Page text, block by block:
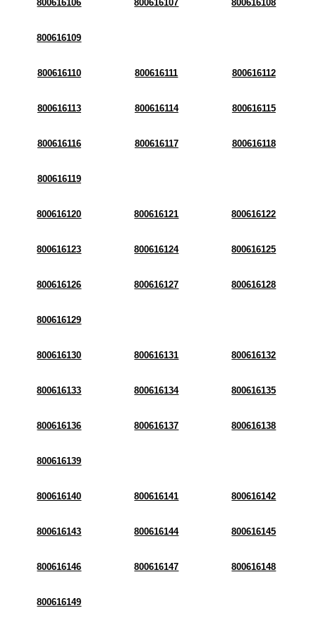
800616106 800616107 800616108
800616109
800616110 800616111 800616112
800616113 800616114 800616115
800616116 800616117 800616118
800616119
800616120 800616121 800616122
800616123 800616124 800616125
800616126 800616127 800616128
800616129
800616130 800616131 800616132
800616133 800616134 800616135
800616136 800616137 800616138
800616139
800616140 800616141 800616142
800616143 800616144 800616145
800616146 800616147 800616148
800616149